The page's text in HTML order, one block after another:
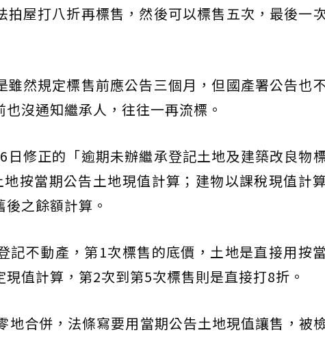
拍屋打八折再標售，然後可以標售五次，最後一
然規定標售前應公告三個月，但國產署公告也
沒通知繼承人，往往一再流標。
修正的「逾期未辦繼承登記土地及建築改良物
按當期公告土地現值計算；建物以課稅現值計
之餘額計算。
記不動產，第1次標售的底價，土地是直接用按
值計算，第2次到第5次標售則是直接打8折。
地合併，法條寫要用當期公告土地現值讓售，被